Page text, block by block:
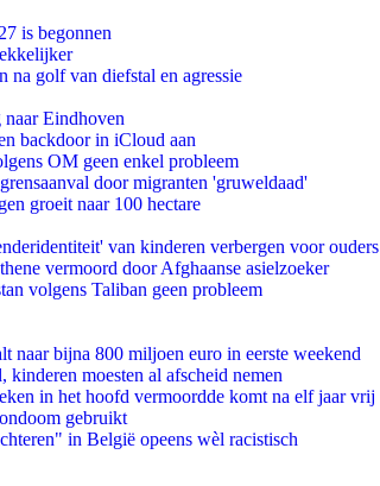
is begonnen
na golf van diefstal en agressie
Eindhoven
backdoor in iCloud aan
OM geen enkel probleem
door migranten 'gruweldaad'
groeit naar 100 hectare
van kinderen verbergen voor
vermoord door Afghaanse asielzoeker
volgens Taliban geen probleem
naar bijna 800 miljoen euro in eerste weekend
moesten al afscheid nemen
in het hoofd vermoordde komt na elf jaar vrij
gebruikt
in België opeens wèl racistisch